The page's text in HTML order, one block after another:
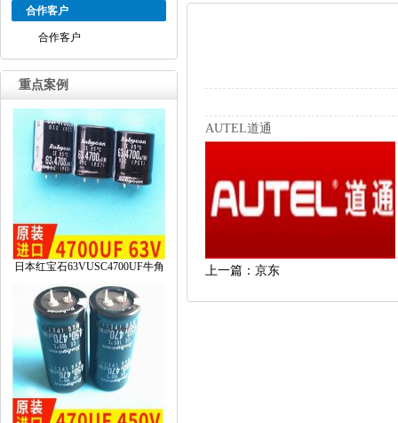
合作客户
合作客户
重点案例
日本红宝石63VUSC4700UF牛角
AUTEL道通
上一篇：京东